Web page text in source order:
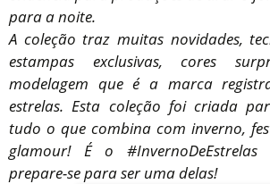
para a noite.
A coleção traz muitas novidades,
estampas exclusivas, cores
modelagem que é a marca
estrelas. Esta coleção foi criada
tudo o que combina com inverno,
glamour! É o
prepare-se para ser uma delas!